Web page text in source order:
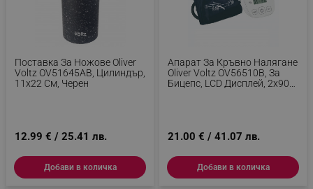
Поставка За Ножове Oliver
Voltz OV51645AB, Цилиндър,
11х22 См, Черен
12.99 € / 25.41 лв.
Добави в количка
Апарат За Кръвно Налягане
Oliver Voltz OV56510B, За
Бицепс, LCD Дисплей, 2х90
21.00 € / 41.07 лв.
Добави в количка